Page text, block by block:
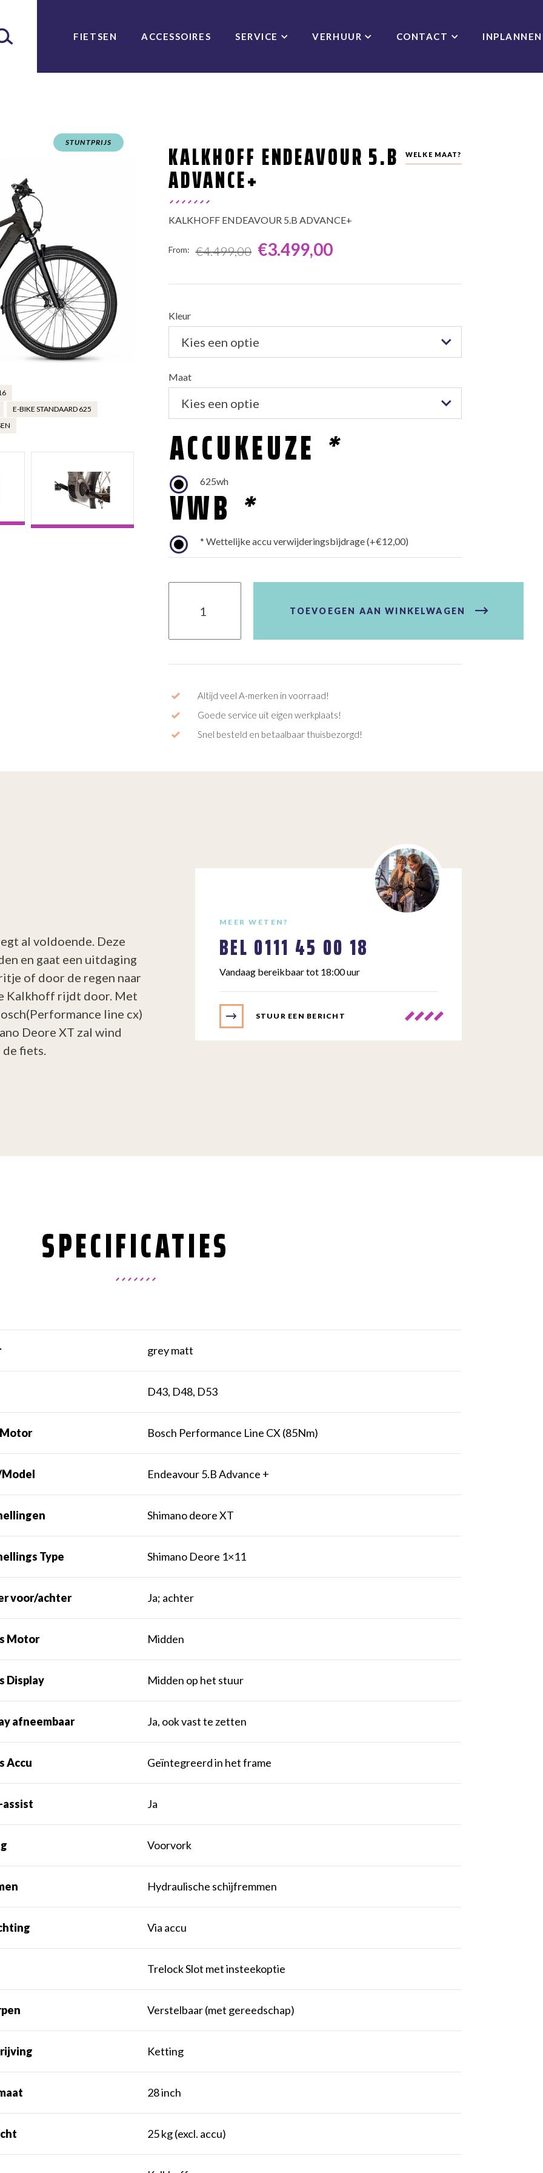
FIETSEN ACCESSOIRES SERVICE VERHUUR CONTACT INPLANNEN
STUNTPRIJS
E-BIKE STANDAARD 625
WELKE MAAT?
KALKHOFF ENDEAVOUR 5.B
ADVANCE+
KALKHOFF ENDEAVOUR 5.B ADVANCE+
From: €4.499,00 €3.499,00
From:
Kleur
Maat
ACCUKEUZE *
625wh
VWB *
* Wettelijke accu verwijderingsbijdrage(+€12,00)
TOEVOEGEN AAN WINKELWAGEN
Altijd veel A-merken in voorraad!
Goede service uit eigen werkplaats!
Snel besteld en betaalbaar thuisbezorgd!
al voldoende. Deze
en gaat een uitdaging
of door de regen naar
Kalkhoff rijdt door. Met
line cx)
Deore XT zal wind
de fiets.
MEER WETEN?
BEL 0111 45 00 18
Vandaag bereikbaar tot 18:00 uur
STUUR EEN BERICHT
SPECIFICATIES
grey matt
D43, D48, D53
Bosch Performance Line CX (85Nm)
Endeavour 5.B Advance +
Shimano deore XT
Type Shimano Deore 1×11
voor/achter Ja; achter
Motor Midden
Display Midden op het stuur
afneembaar Ja, ook vast te zetten
Accu Geïntegreerd in het frame
Ja
Voorvork
Hydraulische schijfremmen
Via accu
Trelock Slot met insteekoptie
Verstelbaar (met gereedschap)
Ketting
28 inch
25 kg (excl. accu)